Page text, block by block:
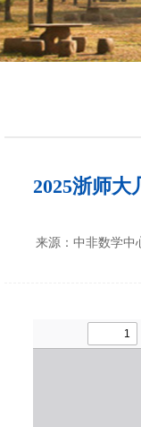
2025浙师大
来源：中非数学中